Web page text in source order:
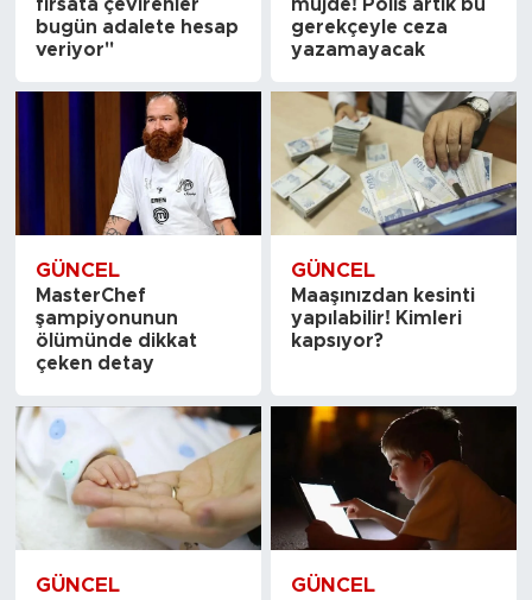
fırsata çevirenler
bugün adalete hesap
veriyor"
müjde! Polis artık bu
gerekçeyle ceza
yazamayacak
GÜNCEL
MasterChef
şampiyonunun
ölümünde dikkat
çeken detay
GÜNCEL
Maaşınızdan kesinti
yapılabilir! Kimleri
kapsıyor?
GÜNCEL GÜNCEL